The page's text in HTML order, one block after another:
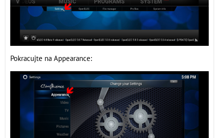
Pokracujte na Appearance: